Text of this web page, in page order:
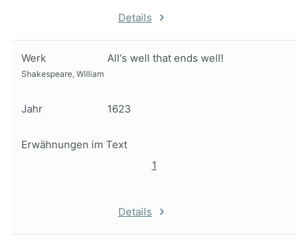
Details
Werk All‘s well that ends well!
Shakespeare, William
Jahr 1623
Erwähnungen im Text
1
Details